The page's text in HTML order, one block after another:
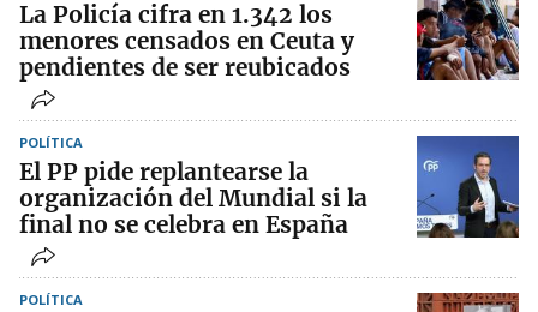
La Policía cifra en 1.342 los
menores censados en Ceuta y
pendientes de ser reubicados
POLÍTICA
El PP pide replantearse la
organización del Mundial si la
final no se celebra en España
POLÍTICA